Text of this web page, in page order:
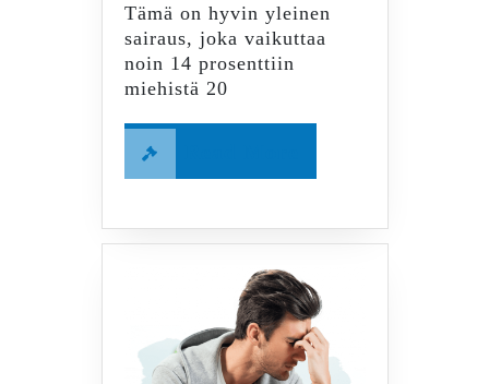
Tämä on hyvin yleinen
sairaus, joka vaikuttaa
noin 14 prosenttiin
miehistä 20
More